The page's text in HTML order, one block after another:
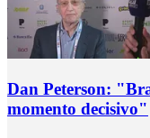
Dan Peterson:
momento decisivo"